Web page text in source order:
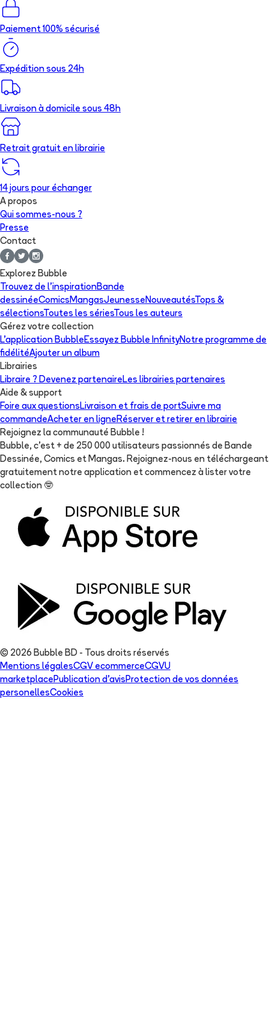
Paiement 100% sécurisé
Expédition sous 24h
Livraison à domicile sous 48h
Retrait gratuit en librairie
14 jours pour échanger
A propos
Qui sommes-nous ?
Presse
Contact
Explorez Bubble
Trouvez de l'inspirationBande
dessinéeComicsMangasJeunesseNouveautésTops &
sélectionsToutes les sériesTous les auteurs
Gérez votre collection
L'application BubbleEssayez Bubble InfinityNotre programme de
fidélitéAjouter un album
Librairies
Libraire ? Devenez partenaireLes librairies partenaires
Aide & support
Foire aux questionsLivraison et frais de portSuivre ma
commandeAcheter en ligneRéserver et retirer en librairie
Rejoignez la communauté Bubble !
Bubble, c'est + de 250 000 utilisateurs passionnés de Bande
Dessinée, Comics et Mangas. Rejoignez-nous en téléchargeant
gratuitement notre application et commencez à lister votre
collection 🤓
© 2026 Bubble BD - Tous droits réservés
Mentions légalesCGV ecommerceCGVU
marketplacePublication d'avisProtection de vos données
personellesCookies